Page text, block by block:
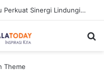
SKK Migas, PHR dan Polda Riau Perkuat Sinergi Lindungi Aset Negara demi Menjaga Ketahanan Energi Nasional